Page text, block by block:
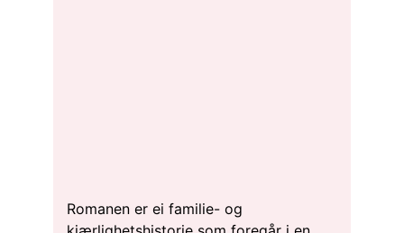
Romanen er ei familie- og